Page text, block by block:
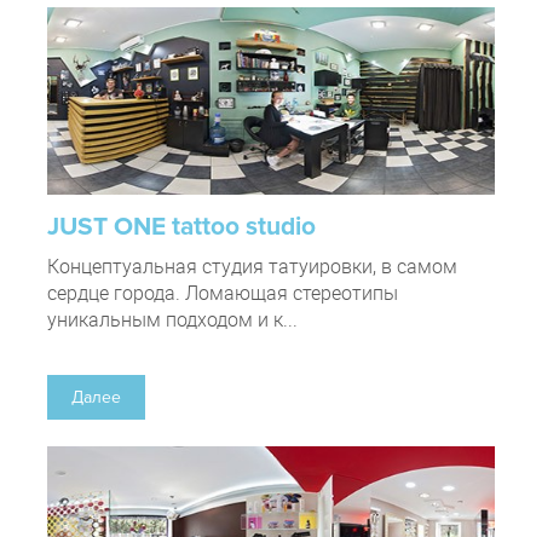
JUST ONE tattoo studio
Концептуальная студия татуировки, в самом
сердце города. Ломающая стереотипы
уникальным подходом и к...
Далее